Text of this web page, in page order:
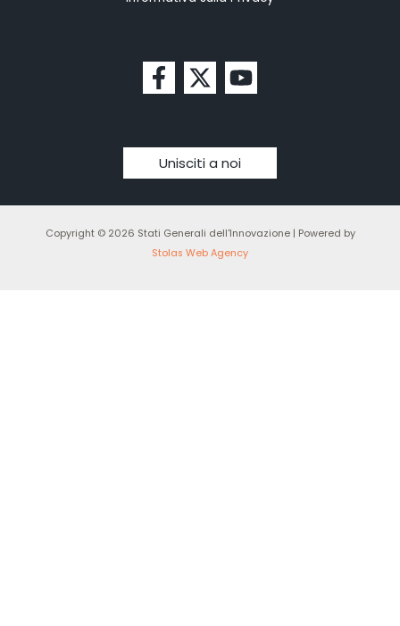
Unisciti a noi
Copyright © 2026 Stati Generali dell'Innovazione | Powered by
Stolas Web Agency